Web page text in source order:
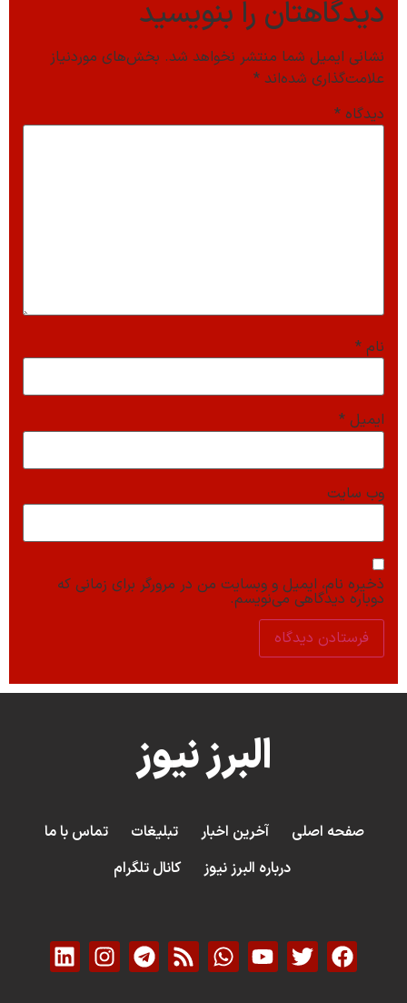
دیدگاهتان را بنویسید
نشانی ایمیل شما منتشر نخواهد شد. بخش‌های موردنیاز
علامت‌گذاری شده‌اند *
دیدگاه *
نام *
ایمیل *
وب‌ سایت
ذخیره نام، ایمیل و وبسایت من در مرورگر برای زمانی که
دوباره دیدگاهی می‌نویسم.
البرز نیوز
صفحه اصلی آخرین اخبار تبلیغات
تماس با ما
درباره البرز نیوز
کانال تلگرام